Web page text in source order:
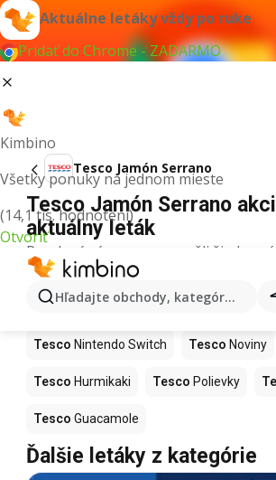
Aktuálne letáky vždy po ruke
Pridať do Chrome - ZADARMO
Kimbino
Všetky ponuky na jednom mieste
(14,1 tis. hodnotení)
Otvoriť
Hľadajte obchody, kategórie,
Tesco Jamón Serrano
Tesco Jamón Serrano
aktuálny leták
Pre daný výraz sme nenašli žiadne
Ďalšie produkty v
Tesco Kapor Tesco Ashwagandha
Tesco Nintendo Switch Tesco Noviny
Tesco Hurmikaki Tesco Polievky
Tesco Guacamole
Ďalšie letáky z kategórie